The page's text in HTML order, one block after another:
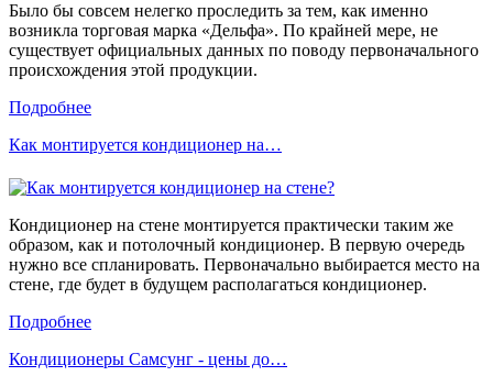
Было бы совсем нелегко проследить за тем, как именно
возникла торговая марка «Дельфа». По крайней мере, не
существует официальных данных по поводу первоначального
происхождения этой продукции.
Подробнее
Как монтируется кондиционер на…
Кондиционер на стене монтируется практически таким же
образом, как и потолочный кондиционер. В первую очередь
нужно все спланировать. Первоначально выбирается место на
стене, где будет в будущем располагаться кондиционер.
Подробнее
Кондиционеры Самсунг - цены до…